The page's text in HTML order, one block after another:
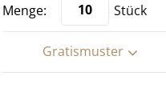
Stück
Gratismuster